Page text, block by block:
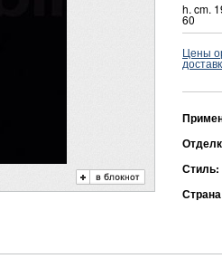
h. cm.
60
Цены
Стиль: